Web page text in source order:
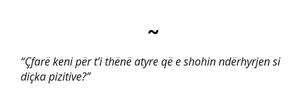
~
“Çfarë keni për t’i thënë atyre që e shohin ndërhyrjen si
diçka pizitive?”